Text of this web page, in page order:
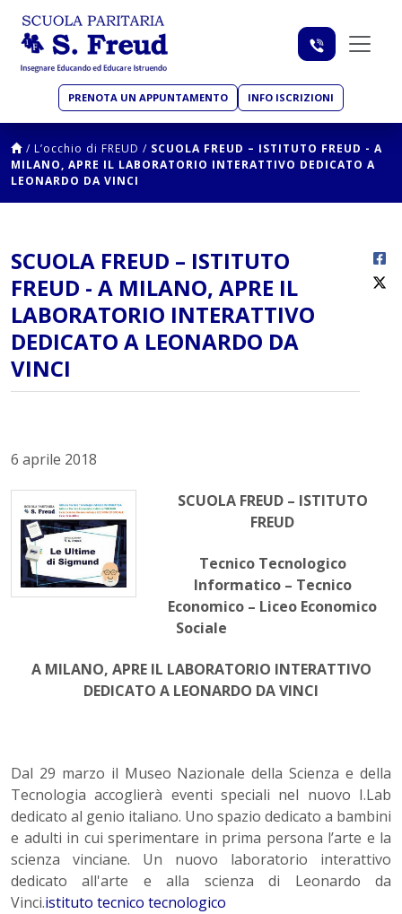
PRENOTA UN APPUNTAMENTO INFO ISCRIZIONI
/ L’occhio di FREUD / SCUOLA FREUD – ISTITUTO FREUD - A
MILANO, APRE IL LABORATORIO INTERATTIVO DEDICATO A
LEONARDO DA VINCI
SCUOLA FREUD – ISTITUTO
FREUD - A MILANO, APRE IL
LABORATORIO INTERATTIVO
DEDICATO A LEONARDO DA
VINCI
6 aprile 2018
SCUOLA FREUD – ISTITUTO
FREUD
Tecnico Tecnologico
Informatico – Tecnico
Economico – Liceo Economico
Sociale
A MILANO, APRE IL LABORATORIO INTERATTIVO
DEDICATO A LEONARDO DA VINCI
Dal 29 marzo il Museo Nazionale della Scienza e della
Tecnologia accoglierà eventi speciali nel nuovo I.Lab
dedicato al genio italiano. Uno spazio dedicato a bambini
e adulti in cui sperimentare in prima persona l’arte e la
scienza vinciane. Un nuovo laboratorio interattivo
dedicato all'arte e alla scienza di Leonardo da
Vinci.istituto tecnico tecnologico